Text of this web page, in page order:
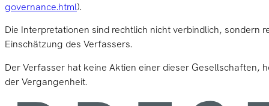
governance.html).
Die Interpretationen sind rechtlich nicht verbindlich, sondern
Einschätzung des Verfassers.
Der Verfasser hat keine Aktien einer dieser Gesellschaften,
der Vergangenheit.